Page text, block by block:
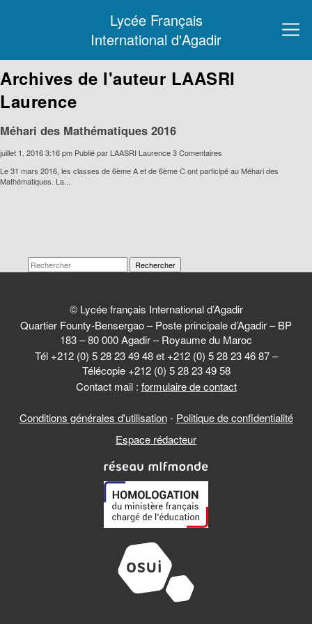
Lycée Français
International d'Agadir
Archives de l'auteur LAASRI
Laurence
Méhari des Mathématiques 2016
juillet 1, 2016 3:16 pm Publié par LAASRI Laurence3 Comentaires
Le 31 mars 2016, les classes de 6ème A et de 6ème C ont participé au Méhari des
Mathématiques. La...
Rechercher
© Lycée français International d’Agadir
Quartier Founty-Bensergao – Poste principale d’Agadir – BP
183 – 80 000 Agadir – Royaume du Maroc
Tél +212 (0) 5 28 23 49 48 et +212 (0) 5 28 23 46 87 –
Télécopie +212 (0) 5 28 23 49 58
Contact mail : formulaire de contact
Conditions générales d'utilisation- Politique de confidentialité
Espace rédacteur